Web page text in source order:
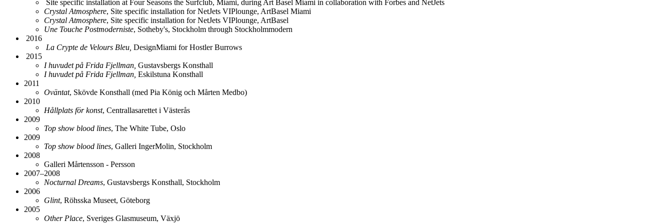
Site specific installation at Four Seasons the Surfclub, Miami, during Art Basel Miami in collaboration with Forbes and NetJets
Crystal Atmosphere, Site specific installation for NetJets VIPlounge, ArtBasel Miami
Crystal Atmosphere, Site specific installation for NetJets VIPlounge, ArtBasel
Une Touche Postmoderniste, Sotheby's, Stockholm through Stockholmmodern
2016
La Crypte de Velours Bleu, DesignMiami for Hostler Burrows
2015
I huvudet på Frida Fjellman, Gustavsbergs Konsthall
I huvudet på Frida Fjellman, Eskilstuna Konsthall
2011
Oväntat, Skövde Konsthall (med Pia König och Mårten Medbo)
2010
Hållplats för konst, Centrallasarettet i Västerås
2009
Top show blood lines, The White Tube, Oslo
2009
Top show blood lines, Galleri IngerMolin, Stockholm
2008
Galleri Mårtensson - Persson
2007–2008
Nocturnal Dreams, Gustavsbergs Konsthall, Stockholm
2006
Glint, Röhsska Museet, Göteborg
2005
Other Place, Sveriges Glasmuseum, Växjö